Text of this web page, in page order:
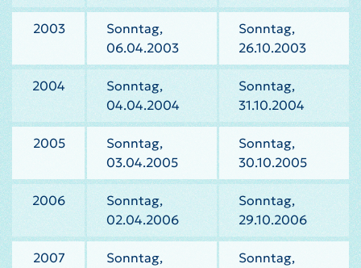
2003
Sonntag,
06.04.2003
Sonntag,
26.10.2003
2004
Sonntag,
04.04.2004
Sonntag,
31.10.2004
2005
Sonntag,
03.04.2005
Sonntag,
30.10.2005
2006
Sonntag,
02.04.2006
Sonntag,
29.10.2006
2007
Sonntag,
Sonntag,